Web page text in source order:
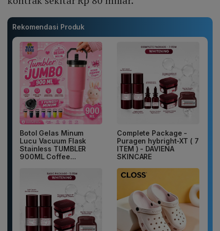
Rekomendasi Produk
Botol Gelas Minum
Lucu Vacuum Flask
Stainless TUMBLER
900ML Coffee...
Complete Package -
Puragen hybright-XT ( 7
ITEM ) - DAVIENA
SKINCARE